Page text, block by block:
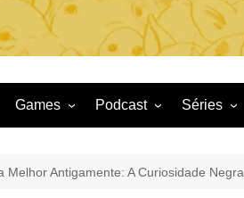
Games
Game Review
Podcast
Radiola Torresmo
Séries
Tv
Melhor Antigamente: A Curiosidade Negra